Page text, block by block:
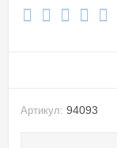
Артикул: 94093